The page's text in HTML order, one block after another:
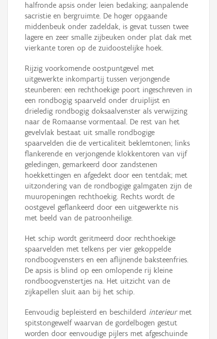
halfronde apsis onder leien bedaking; aanpalende
sacristie en bergruimte. De hoger opgaande
middenbeuk onder zadeldak, is gevat tussen twee
lagere en zeer smalle zijbeuken onder plat dak met
vierkante toren op de zuidoostelijke hoek.
Rijzig voorkomende oostpuntgevel met
uitgewerkte inkompartij tussen verjongende
steunberen: een rechthoekige poort ingeschreven in
een rondbogig spaarveld onder druiplijst en
drieledig rondbogig doksaalvenster als verwijzing
naar de Romaanse vormentaal. De rest van het
gevelvlak bestaat uit smalle rondbogige
spaarvelden die de verticaliteit beklemtonen; links
flankerende en verjongende klokkentoren van vijf
geledingen, gemarkeerd door zandstenen
hoekkettingen en afgedekt door een tentdak; met
uitzondering van de rondbogige galmgaten zijn de
muuropeningen rechthoekig. Rechts wordt de
oostgevel geflankeerd door een uitgewerkte nis
met beeld van de patroonheilige.
Het schip wordt geritmeerd door rechthoekige
spaarvelden met telkens per vier gekoppelde
rondboogvensters en een aflijnende baksteenfries.
De apsis is blind op een omlopende rij kleine
rondboogvenstertjes na. Het uitzicht van de
zijkapellen sluit aan bij het schip.
Eenvoudig bepleisterd en beschilderd interieurmet
spitstongewelf waarvan de gordelbogen gestut
worden door eenvoudige pijlers met afgeschuinde